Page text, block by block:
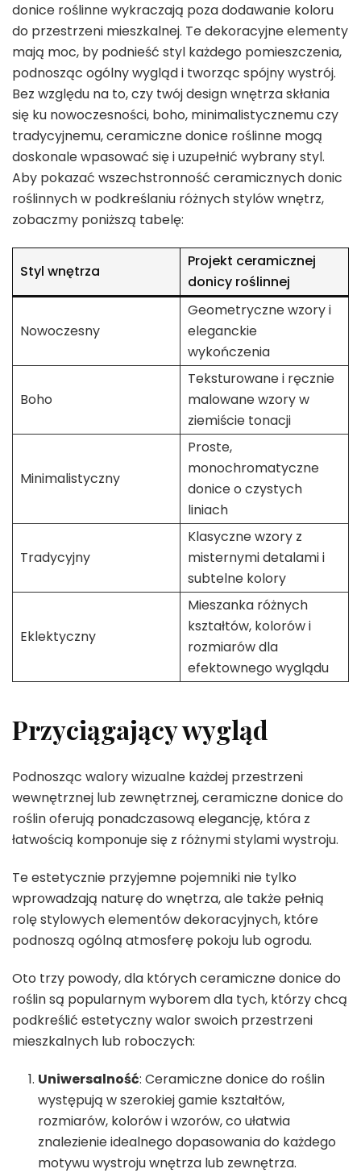
donice roślinne wykraczają poza dodawanie koloru
do przestrzeni mieszkalnej. Te dekoracyjne elementy
mają moc, by podnieść styl każdego pomieszczenia,
podnosząc ogólny wygląd i tworząc spójny wystrój.
Bez względu na to, czy twój design wnętrza skłania
się ku nowoczesności, boho, minimalistycznemu czy
tradycyjnemu, ceramiczne donice roślinne mogą
doskonale wpasować się i uzupełnić wybrany styl.
Aby pokazać wszechstronność ceramicznych donic
roślinnych w podkreślaniu różnych stylów wnętrz,
zobaczmy poniższą tabelę:
Styl wnętrza
Projekt ceramicznej
donicy roślinnej
Nowoczesny
Geometryczne wzory i
eleganckie
wykończenia
Boho
Teksturowane i ręcznie
malowane wzory w
ziemiście tonacji
Minimalistyczny
Proste,
monochromatyczne
donice o czystych
liniach
Tradycyjny
Klasyczne wzory z
misternymi detalami i
subtelne kolory
Eklektyczny
Mieszanka różnych
kształtów, kolorów i
rozmiarów dla
efektownego wyglądu
Przyciągający wygląd
Podnosząc walory wizualne każdej przestrzeni
wewnętrznej lub zewnętrznej, ceramiczne donice do
roślin oferują ponadczasową elegancję, która z
łatwością komponuje się z różnymi stylami wystroju.
Te estetycznie przyjemne pojemniki nie tylko
wprowadzają naturę do wnętrza, ale także pełnią
rolę stylowych elementów dekoracyjnych, które
podnoszą ogólną atmosferę pokoju lub ogrodu.
Oto trzy powody, dla których ceramiczne donice do
roślin są popularnym wyborem dla tych, którzy chcą
podkreślić estetyczny walor swoich przestrzeni
mieszkalnych lub roboczych:
Uniwersalność: Ceramiczne donice do roślin
występują w szerokiej gamie kształtów,
rozmiarów, kolorów i wzorów, co ułatwia
znalezienie idealnego dopasowania do każdego
motywu wystroju wnętrza lub zewnętrza.